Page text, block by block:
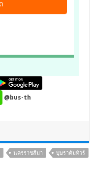
@bus-th
นครราชสีมา
บุษราคัมทัวร์